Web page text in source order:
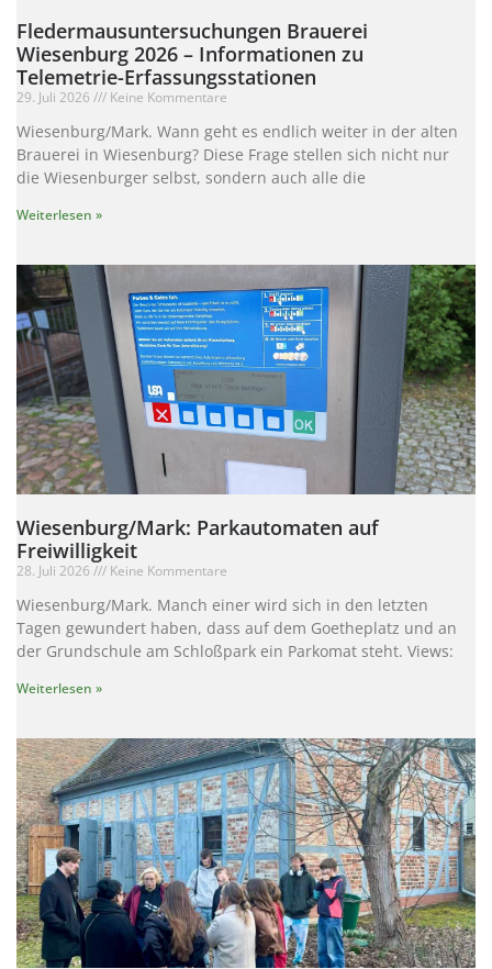
Fledermausuntersuchungen Brauerei
Wiesenburg 2026 – Informationen zu
Telemetrie-Erfassungsstationen
29. Juli 2026 Keine Kommentare
Wiesenburg/Mark. Wann geht es endlich weiter in der alten
Brauerei in Wiesenburg? Diese Frage stellen sich nicht nur
die Wiesenburger selbst, sondern auch alle die
Weiterlesen »
Wiesenburg/Mark: Parkautomaten auf
Freiwilligkeit
28. Juli 2026 Keine Kommentare
Wiesenburg/Mark. Manch einer wird sich in den letzten
Tagen gewundert haben, dass auf dem Goetheplatz und an
der Grundschule am Schloßpark ein Parkomat steht. Views:
Weiterlesen »